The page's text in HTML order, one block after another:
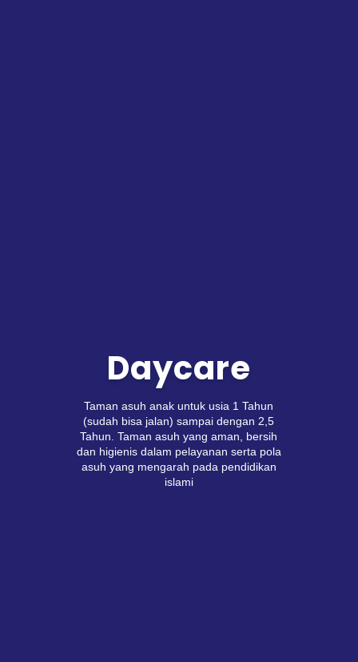
Daycare
Taman asuh anak untuk usia 1 Tahun
(sudah bisa jalan) sampai dengan 2,5
Tahun. Taman asuh yang aman, bersih
dan higienis dalam pelayanan serta pola
asuh yang mengarah pada pendidikan
islami